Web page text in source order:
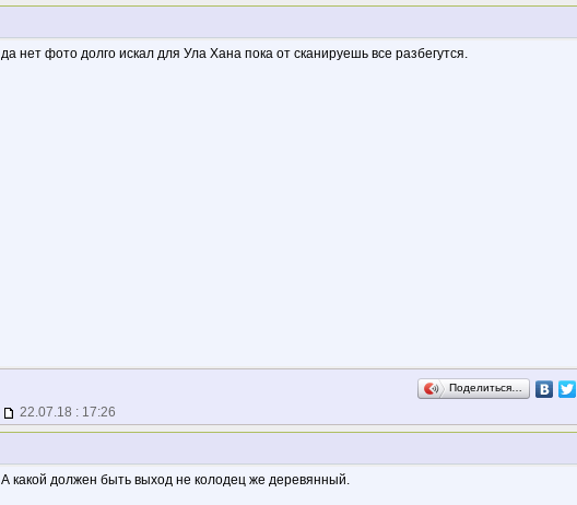
да нет фото долго искал для Ула Хана пока от сканируешь все разбегутся.
Поделиться…
22.07.18 : 17:26
А какой должен быть выход не колодец же деревянный.